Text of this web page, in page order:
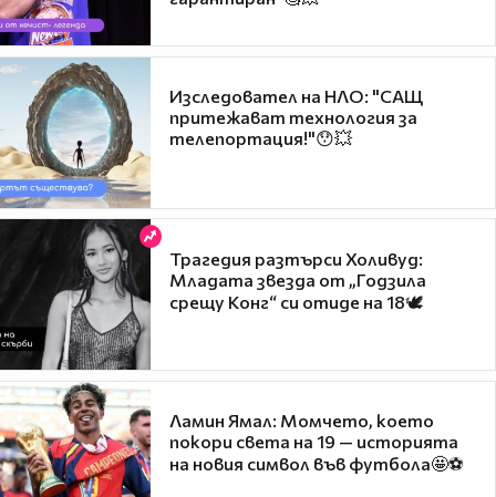
Изследовател на НЛО: "САЩ
притежават технология за
телепортация!"😯💥
Трагедия разтърси Холивуд:
Младата звезда от „Годзила
срещу Конг“ си отиде на 18🕊️
Ламин Ямал: Момчето, което
покори света на 19 — историята
на новия символ във футбола🤩⚽